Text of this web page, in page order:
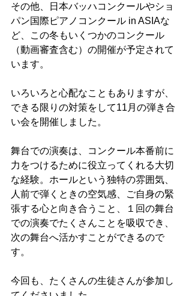
その他、日本バッハコンクールやショ
パン国際ピアノコンクール in ASIAな
ど、この冬もいくつかのコンクール
（動画審査含む）の開催が予定されて
います。
いろいろと心配なこともありますが、
できる限りの対策をして11月の弾き合
い会を開催しました。
舞台での演奏は、コンクール本番前に
力をつけるために役立ってくれる大切
な経験。ホールという独特の雰囲気、
人前で弾くときの空気感、ご自身の緊
張する心と向き合うこと、１回の舞台
での演奏でたくさんことを吸収でき、
次の舞台へ活かすことができるので
す。
今回も、たくさんの生徒さんが参加し